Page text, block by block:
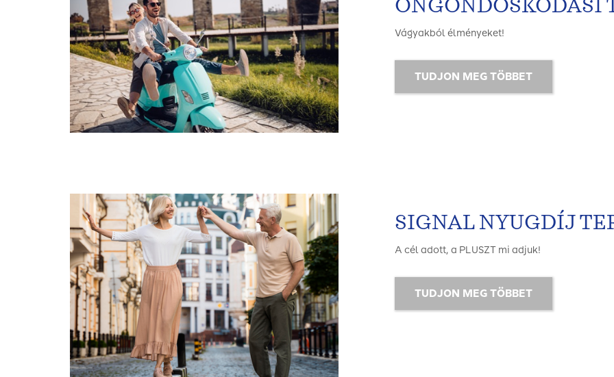
ÖNGONDOSKODÁSI
Vágyakból élményeket!
TUDJON MEG TÖBBET
SIGNAL NYUGDÍJ
A cél adott, a PLUSZT mi adjuk!
TUDJON MEG TÖBBET